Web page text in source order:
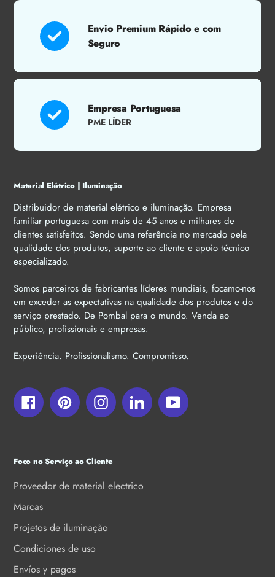
Envio Premium Rápido e com
Seguro
Empresa Portuguesa
PME LÍDER
Material Elétrico | Iluminação
Distribuidor de material elétrico e iluminação. Empresa
familiar portuguesa com mais de 45 anos e milhares de
clientes satisfeitos. Sendo uma referência no mercado pela
qualidade dos produtos, suporte ao cliente e apoio técnico
especializado.
Somos parceiros de fabricantes líderes mundiais, focamo-nos
em exceder as expectativas na qualidade dos produtos e do
serviço prestado. De Pombal para o mundo. Venda ao
público, profissionais e empresas.
Experiência. Profissionalismo. Compromisso.
FacebookPinterestInstagramLinkedInYouTube
Foco no Serviço ao Cliente
Proveedor de material electrico
Marcas
Projetos de iluminação
Condiciones de uso
Envíos y pagos